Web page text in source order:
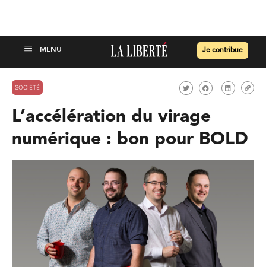
Je contribue
SOCIÉTÉ
L’accélération du virage
numérique : bon pour BOLD